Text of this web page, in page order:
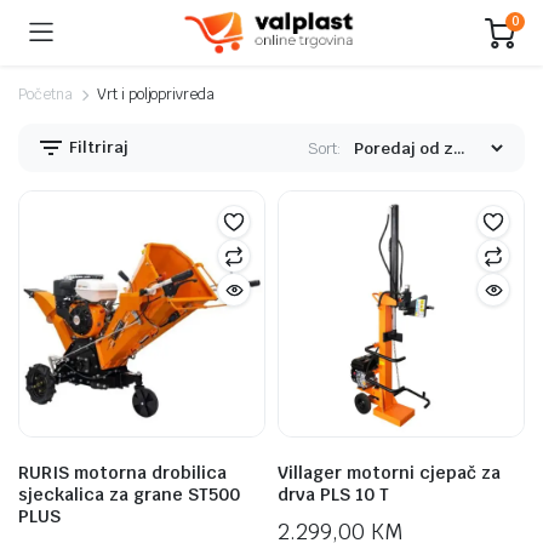
0
Početna Vrt i poljoprivreda
Filtriraj Sort:
RURIS motorna drobilica
sjeckalica za grane ST500
PLUS
Villager motorni cjepač za
drva PLS 10 T
2.299,00 KM